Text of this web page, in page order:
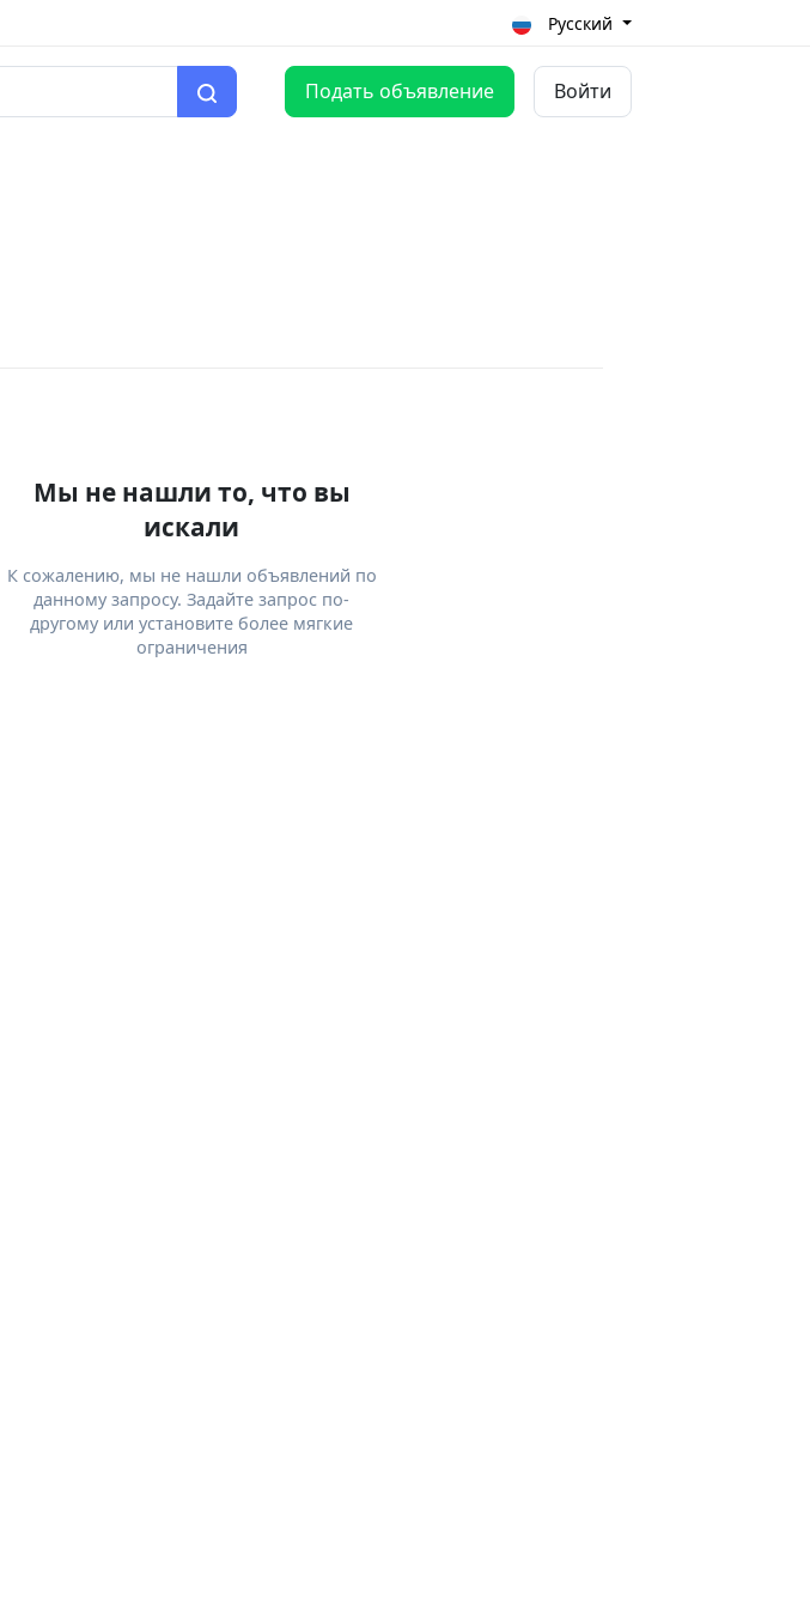
Русский
Подать объявление Войти
Мы не нашли то, что вы
искали
К сожалению, мы не нашли объявлений по
данному запросу. Задайте запрос по-
другому или установите более мягкие
ограничения